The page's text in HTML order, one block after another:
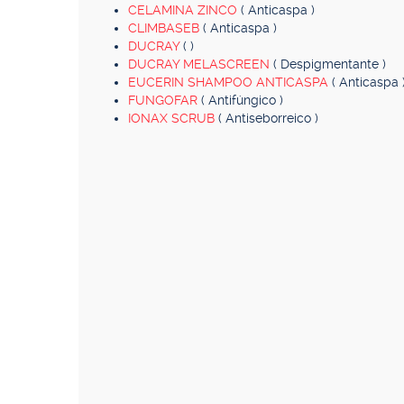
CELAMINA ZINCO ( Anticaspa )
CLIMBASEB ( Anticaspa )
DUCRAY( )
DUCRAY MELASCREEN ( Despigmentante )
EUCERIN SHAMPOO ANTICASPA ( Anticaspa
FUNGOFAR ( Antifúngico )
IONAX SCRUB ( Antiseborreico )